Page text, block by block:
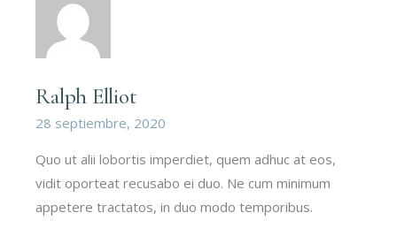
Ralph Elliot
28 septiembre, 2020
Quo ut alii lobortis imperdiet, quem adhuc at eos,
vidit oporteat recusabo ei duo. Ne cum minimum
appetere tractatos, in duo modo temporibus.